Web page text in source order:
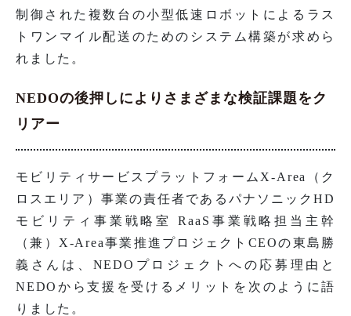
制御された複数台の小型低速ロボットによるラス
トワンマイル配送のためのシステム構築が求めら
れました。
NEDOの後押しによりさまざまな検証課題をク
リアー
モビリティサービスプラットフォームX-Area（ク
ロスエリア）事業の責任者であるパナソニックHD
モビリティ事業戦略室 RaaS事業戦略担当主幹
（兼）X-Area事業推進プロジェクトCEOの東島勝
義さんは、NEDOプロジェクトへの応募理由と
NEDOから支援を受けるメリットを次のように語
りました。